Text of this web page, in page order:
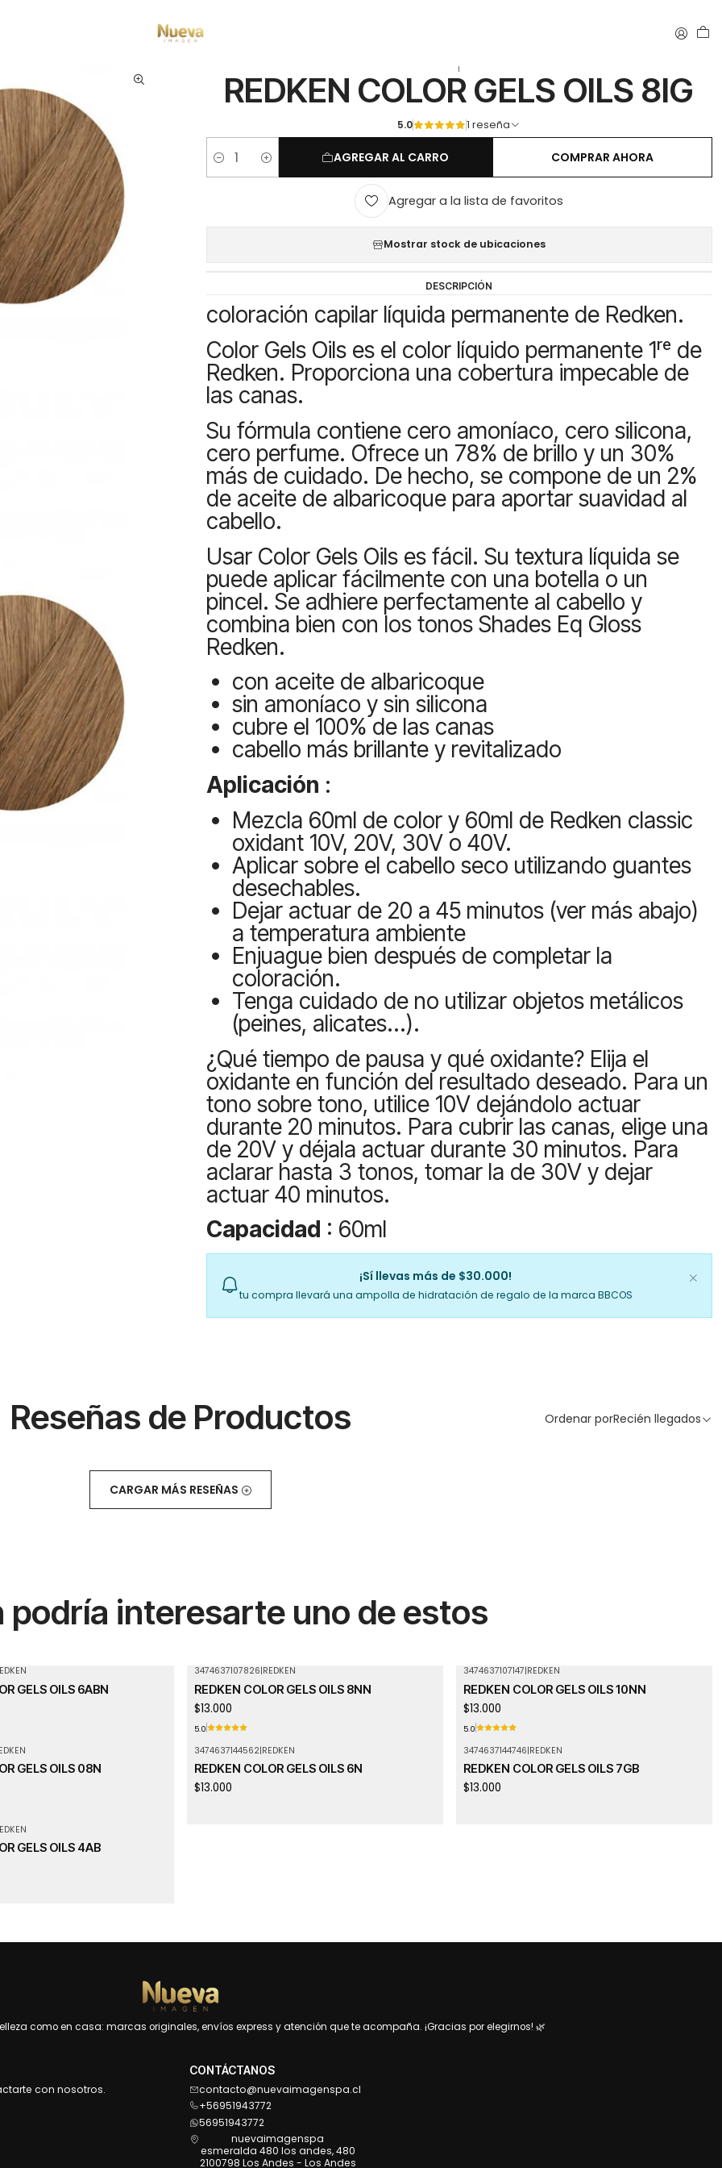
|
REDKEN COLOR GELS OILS 8IG
5.0 1 reseña
Cantidad AGREGAR AL CARRO COMPRAR AHORA
Agregar a la lista de favoritos
Mostrar stock de ubicaciones
DESCRIPCIÓN
coloración capilar líquida permanente de Redken.
Color Gels Oils es el color líquido permanente 1ʳᵉ de
Redken. Proporciona una cobertura impecable de
las canas.
Su fórmula contiene cero amoníaco, cero silicona,
cero perfume. Ofrece un 78% de brillo y un 30%
más de cuidado. De hecho, se compone de un 2%
de aceite de albaricoque para aportar suavidad al
cabello.
Usar Color Gels Oils es fácil. Su textura líquida se
puede aplicar fácilmente con una botella o un
pincel. Se adhiere perfectamente al cabello y
combina bien con los tonos Shades Eq Gloss
Redken.
con aceite de albaricoque
sin amoníaco y sin silicona
cubre el 100% de las canas
cabello más brillante y revitalizado
Aplicación :
Mezcla 60ml de color y 60ml de Redken classic
oxidant 10V, 20V, 30V o 40V.
Aplicar sobre el cabello seco utilizando guantes
desechables.
Dejar actuar de 20 a 45 minutos (ver más abajo)
a temperatura ambiente
Enjuague bien después de completar la
coloración.
Tenga cuidado de no utilizar objetos metálicos
(peines, alicates...).
¿Qué tiempo de pausa y qué oxidante? Elija el
oxidante en función del resultado deseado. Para un
tono sobre tono, utilice 10V dejándolo actuar
durante 20 minutos. Para cubrir las canas, elige una
de 20V y déjala actuar durante 30 minutos. Para
aclarar hasta 3 tonos, tomar la de 30V y dejar
actuar 40 minutos.
Capacidad : 60ml
¡Sí llevas más de $30.000!
tu compra llevará una ampolla de hidratación de regalo de la marca BBCOS
Reseñas de Productos Ordenar porRecién llegados
CARGAR MÁS RESEÑAS
podría interesarte uno de estos
GELS OILS 6ABN
3474637107826|REDKEN
REDKEN COLOR GELS OILS 8NN
$13.000
5.0
3474637107147|REDKEN
REDKEN COLOR GELS OILS 10NN
$13.000
5.0
GELS OILS 08N
3474637144562|REDKEN
REDKEN COLOR GELS OILS 6N
$13.000
3474637144746|REDKEN
REDKEN COLOR GELS OILS 7GB
$13.000
GELS OILS 4AB
como en casa: marcas originales, envíos express y atención que te acompaña. ¡Gracias por elegirnos! 🌿
con nosotros.
CONTÁCTANOS
contacto@nuevaimagenspa.cl
+56951943772
56951943772
nuevaimagenspa
esmeralda 480 los andes, 480
2100798 Los Andes - Los Andes